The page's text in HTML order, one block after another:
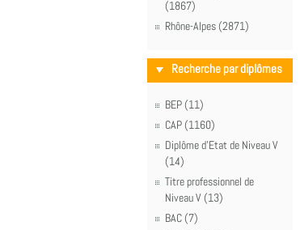
(1867)
Rhône-Alpes (2871)
Recherche par diplômes
BEP (11)
CAP (1160)
Diplôme d'Etat de Niveau V
(14)
Titre professionnel de
Niveau V (13)
BAC (7)